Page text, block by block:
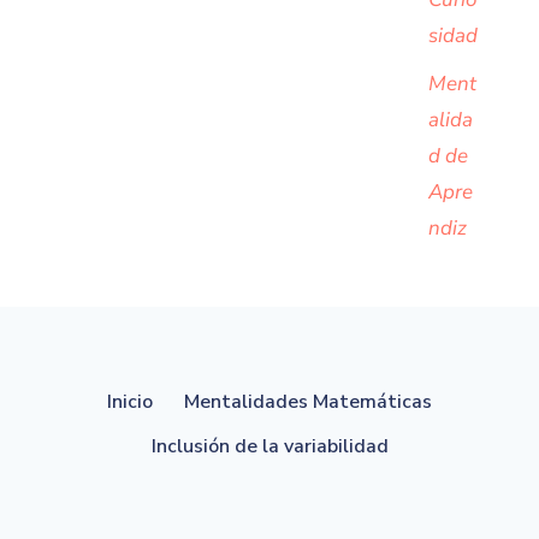
sidad
Ment
alida
d de
Apre
ndiz
Inicio
Mentalidades Matemáticas
Inclusión de la variabilidad